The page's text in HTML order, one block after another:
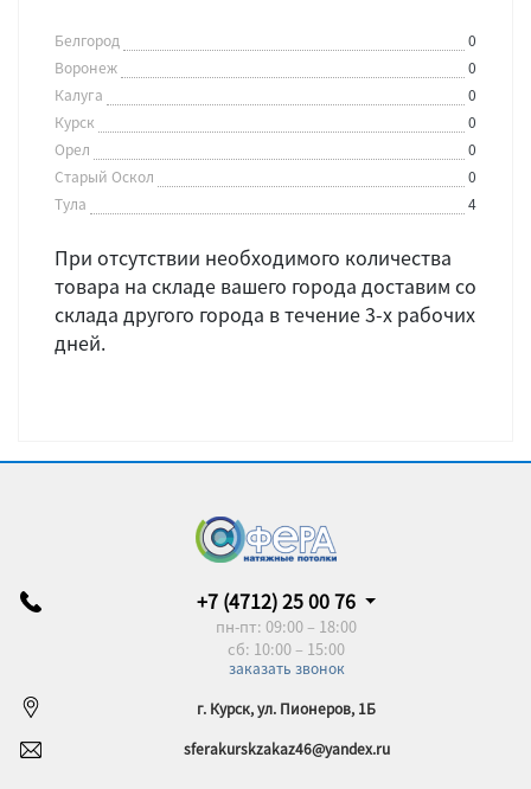
Белгород
0
Воронеж
0
Калуга
0
Курск
0
Орел
0
Старый Оскол
0
Тула
4
При отсутствии необходимого количества
товара на складе вашего города доставим со
склада другого города в течение 3-х рабочих
дней.
+7 (4712) 25 00 76
пн-пт: 09:00 – 18:00
сб: 10:00 – 15:00
заказать звонок
г. Курск, ул. Пионеров, 1Б
sferakurskzakaz46@yandex.ru